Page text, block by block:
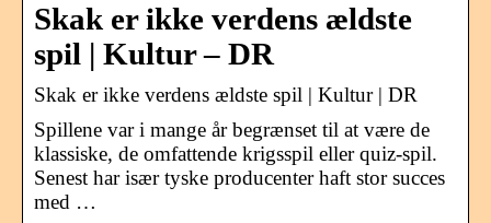
Skak er ikke verdens ældste
spil | Kultur – DR
Skak er ikke verdens ældste spil | Kultur | DR
Spillene var i mange år begrænset til at være de
klassiske, de omfattende krigsspil eller quiz-spil.
Senest har især tyske producenter haft stor succes
med …